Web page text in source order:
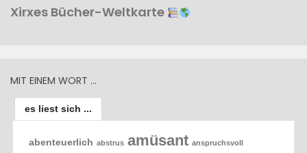
Xirxes Bücher-Weltkarte
MIT EINEM WORT …
es liest sich ...
abenteuerlich abstrus amüsant anspruchsvoll